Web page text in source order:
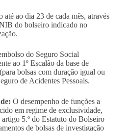
até ao dia 23 de cada mês, através
do bolseiro indicado no
do Seguro Social
ao 1º Escalão da base de
bolsas com duração igual ou
de Acidentes Pessoais.
O desempenho de funções a
em regime de exclusividade,
5.º do Estatuto do Bolseiro
de bolsas de investigação